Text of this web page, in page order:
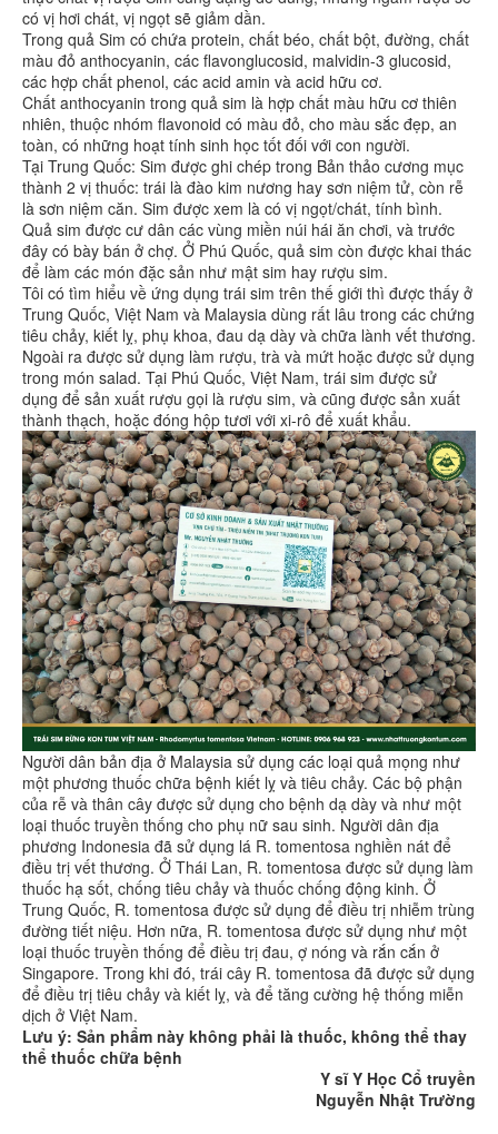
có vị hơi chát, vị ngọt sẽ giảm dần.
Trong quả Sim có chứa protein, chất béo, chất bột, đường, chất
màu đỏ anthocyanin, các flavonglucosid, malvidin-3 glucosid,
các hợp chất phenol, các acid amin và acid hữu cơ.
Chất anthocyanin trong quả sim là hợp chất màu hữu cơ thiên
nhiên, thuộc nhóm flavonoid có màu đỏ, cho màu sắc đẹp, an
toàn, có những hoạt tính sinh học tốt đối với con người.
Tại Trung Quốc: Sim được ghi chép trong Bản thảo cương mục
thành 2 vị thuốc: trái là đào kim nương hay sơn niệm tử, còn rễ
là sơn niệm căn. Sim được xem là có vị ngọt/chát, tính bình.
Quả sim được cư dân các vùng miền núi hái ăn chơi, và trước
đây có bày bán ở chợ. Ở Phú Quốc, quả sim còn được khai thác
để làm các món đặc sản như mật sim hay rượu sim.
Tôi có tìm hiểu về ứng dụng trái sim trên thế giới thì được thấy ở
Trung Quốc, Việt Nam và Malaysia dùng rất lâu trong các chứng
tiêu chảy, kiết lỵ, phụ khoa, đau dạ dày và chữa lành vết thương.
Ngoài ra được sử dụng làm rượu, trà và mứt hoặc được sử dụng
trong món salad. Tại Phú Quốc, Việt Nam, trái sim được sử
dụng để sản xuất rượu gọi là rượu sim, và cũng được sản xuất
thành thạch, hoặc đóng hộp tươi với xi-rô để xuất khẩu.
Người dân bản địa ở Malaysia sử dụng các loại quả mọng như
một phương thuốc chữa bệnh kiết lỵ và tiêu chảy. Các bộ phận
của rễ và thân cây được sử dụng cho bệnh dạ dày và như một
loại thuốc truyền thống cho phụ nữ sau sinh. Người dân địa
phương Indonesia đã sử dụng lá R. tomentosa nghiền nát để
điều trị vết thương. Ở Thái Lan, R. tomentosa được sử dụng làm
thuốc hạ sốt, chống tiêu chảy và thuốc chống động kinh. Ở
Trung Quốc, R. tomentosa được sử dụng để điều trị nhiễm trùng
đường tiết niệu. Hơn nữa, R. tomentosa được sử dụng như một
loại thuốc truyền thống để điều trị đau, ợ nóng và rắn cắn ở
Singapore. Trong khi đó, trái cây R. tomentosa đã được sử dụng
để điều trị tiêu chảy và kiết lỵ, và để tăng cường hệ thống miễn
dịch ở Việt Nam.
Lưu ý: Sản phẩm này không phải là thuốc, không thể thay
thể thuốc chữa bệnh
Y sĩ Y Học Cổ truyền
Nguyễn Nhật Trường